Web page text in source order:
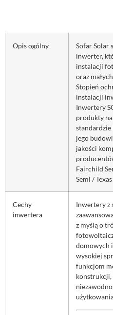
Opis ogólny
Sofar Solar
inwerter,
instalacji
oraz
Stopień
instalacji
Inwertery
produkty
standardzie
jego
jakości
Fairchild
Semi /
Cechy
inwertera
Inwertery z
z myślą o
domowych
wysokiej
funkcjom
konstrukcji,